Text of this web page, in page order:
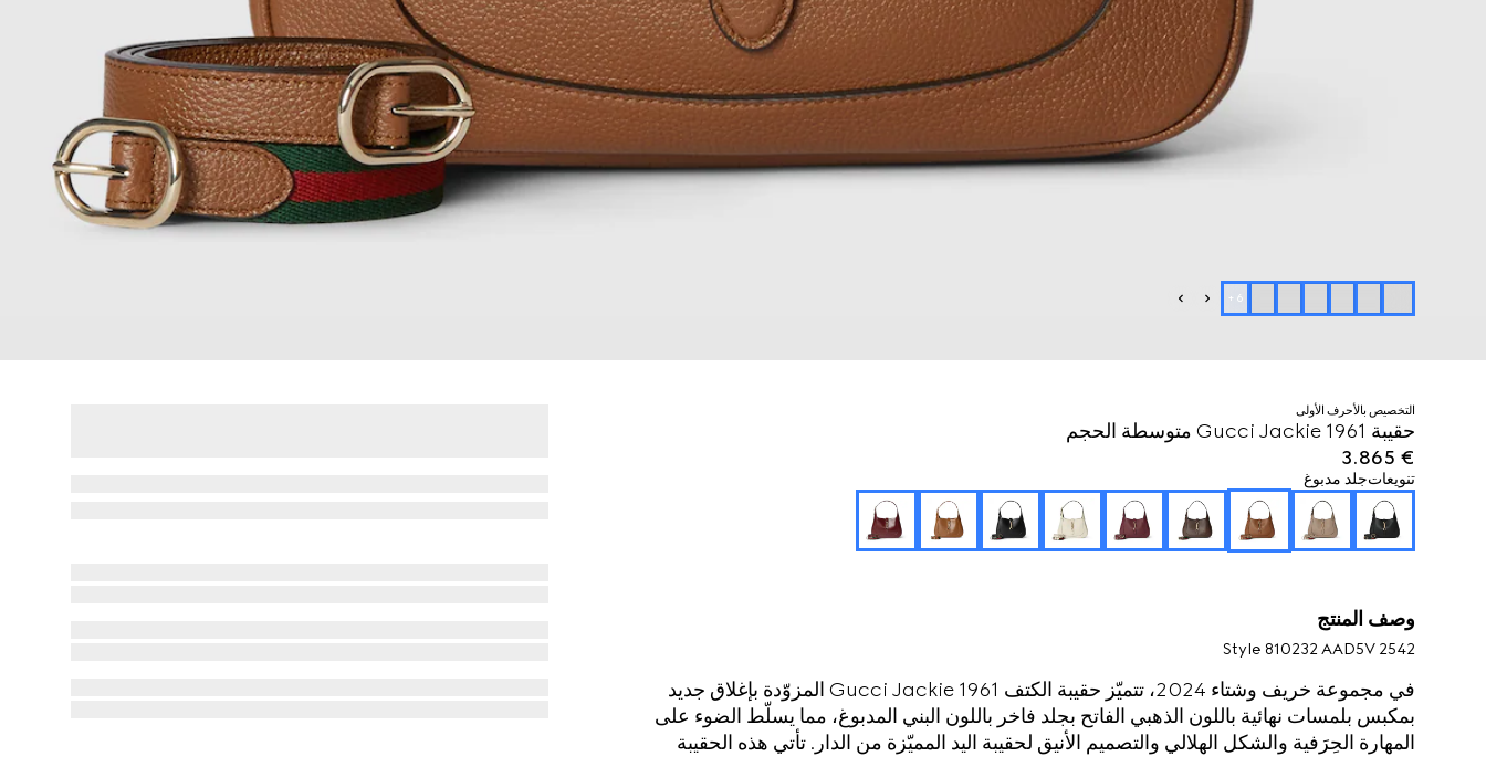
+ 6
التخصيص بالأحرف الأولى
حقيبة Gucci Jackie 1961 متوسطة الحجم
€ 3.865
تنويعاتجلد مدبوغ
وصف المنتج
Style ‎810232 AAD5V 2542
في مجموعة خريف وشتاء 2024، تتميّز حقيبة الكتف Gucci Jackie 1961 المزوّدة بإغلاق جديد
بمكبس بلمسات نهائية باللون الذهبي الفاتح بجلد فاخر باللون البني المدبوغ، مما يسلّط الضوء على
المهارة الحِرَفية والشكل الهلالي والتصميم الأنيق لحقيبة اليد المميّزة من الدار. تأتي هذه الحقيبة